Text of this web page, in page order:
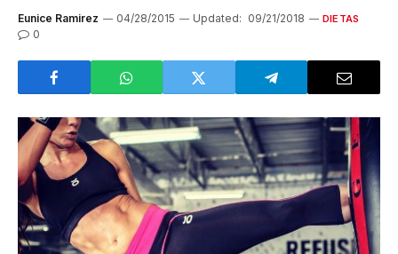
Eunice Ramirez 04/28/2015 Updated: 09/21/2018 DIETAS
0